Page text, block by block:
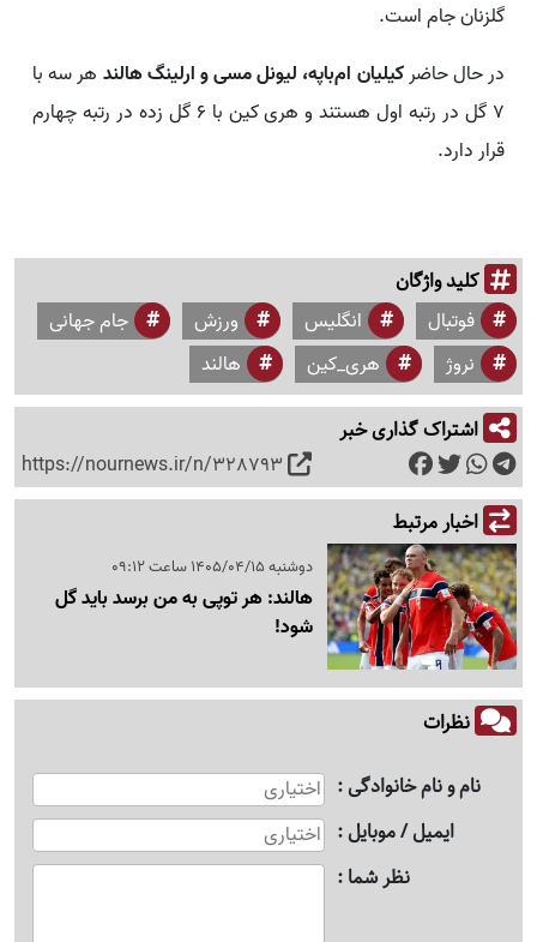
گلزنان جام است.
در حال حاضرکیلیان ام‌باپه، لیونل مسی و ارلینگ هالند هر سه با
۷ گل در رتبه‌ اول هستند و هری کین با ۶ گل زده در رتبه چهارم
قرار دارد.
کلید واژگان
فوتبال انگلیس ورزش
جام جهانی
نروژ
هری_کین هالند
اشتراک گذاری خبر
https://nournews.ir/n/328793
اخبار مرتبط
دوشنبه 1405/04/15 ساعت 09:12
هالند: هر توپی به من برسد باید گل
شود!
نظرات
نام و نام خانوادگی
ایمیل / موبایل
نظر شما